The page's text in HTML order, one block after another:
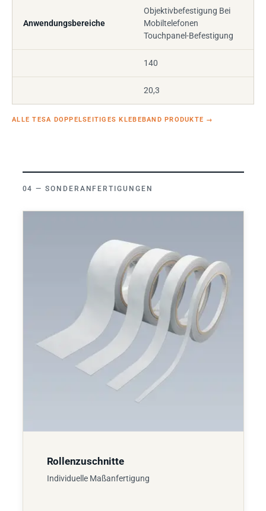
Anwendungsbereiche
Objektivbefestigung Bei
Mobiltelefonen
Touchpanel-Befestigung
140
20,3
ALLE TESA DOPPELSEITIGES KLEBEBAND PRODUKTE →
SONDERANFERTIGUNGEN
Rollenzuschnitte
Individuelle Maßanfertigung